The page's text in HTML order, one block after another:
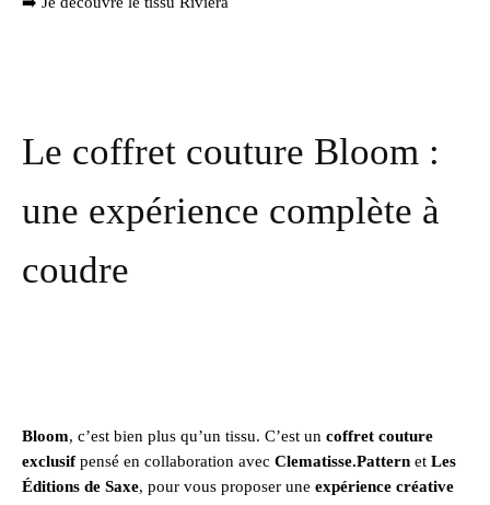
Le coffret couture Bloom :
une expérience complète à
coudre
Bloom, c’est bien plus qu’un tissu. C’est un coffret couture
exclusifpensé en collaboration avec Clematisse.Pattern et Les
Éditions de Saxe, pour vous proposer une expérience créative